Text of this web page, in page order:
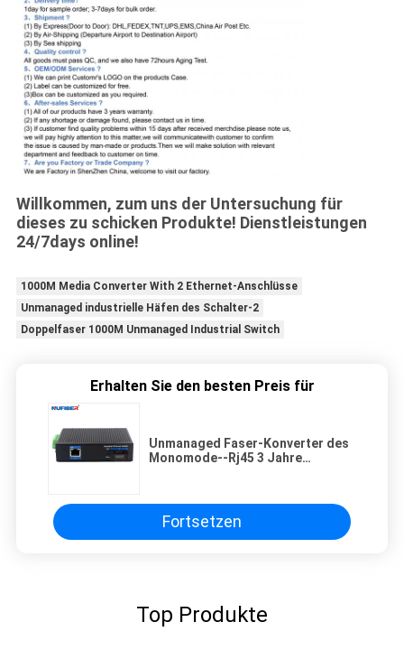
Willkommen, zum uns der Untersuchung für
dieses zu schicken Produkte! Dienstleistungen
24/7days online!
1000M Media Converter With 2 Ethernet-Anschlüsse
Unmanaged industrielle Häfen des Schalter-2
Doppelfaser 1000M Unmanaged Industrial Switch
Erhalten Sie den besten Preis für
Unmanaged Faser-Konverter des
Monomode--Rj45 3 Jahre
Fortsetzen
Top Produkte